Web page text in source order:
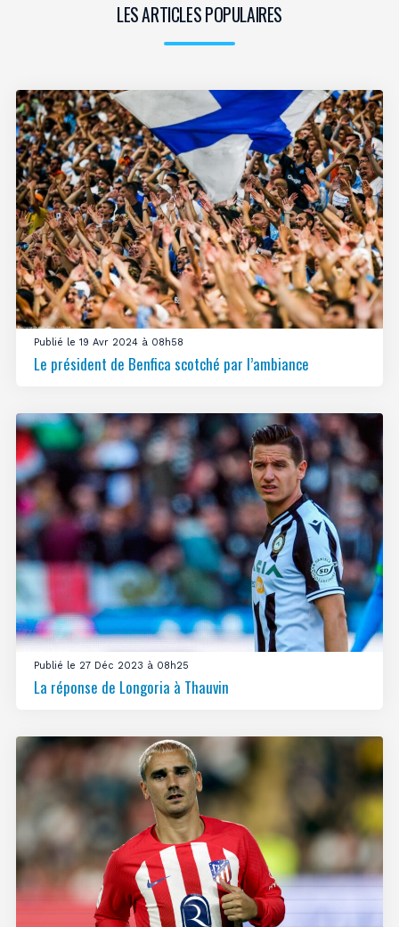
LES ARTICLES POPULAIRES
Publié le 19 Avr 2024 à 08h58
Le président de Benfica scotché par l’ambiance
Publié le 27 Déc 2023 à 08h25
La réponse de Longoria à Thauvin